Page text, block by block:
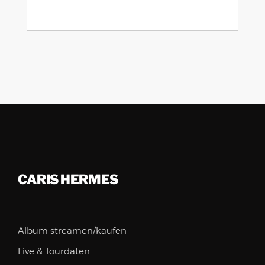
CARIS HERMES
Album streamen/kaufen
Live & Tourdaten